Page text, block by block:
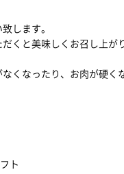
します。
くと美味しくお召し上が
くなったり、お肉が硬く
ト